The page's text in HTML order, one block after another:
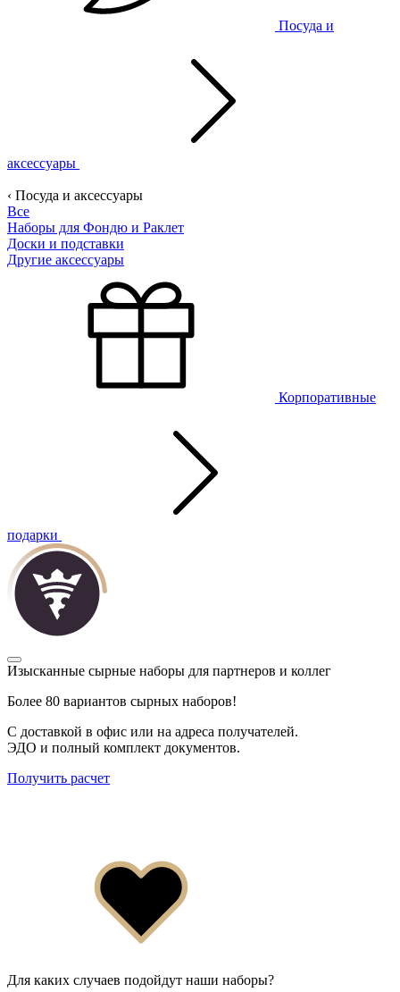
Посуда и
аксессуары
‹ Посуда и аксессуары
Все
Наборы для Фондю и Раклет
Доски и подставки
Другие аксессуары
Корпоративные
подарки
Изысканные сырные наборы для партнеров и коллег
Более 80 вариантов сырных наборов!
С доставкой в офис или на адреса получателей.
ЭДО и полный комплект документов.
Получить расчет
Для каких случаев подойдут наши наборы?